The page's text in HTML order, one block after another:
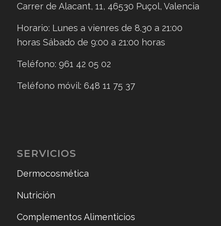
Carrer de Alacant, 11, 46530 Puçol, Valencia
Horario: Lunes a vienres de 8.30 a 21:00
horas Sábado de 9:00 a 21:00 horas
Teléfono: 961 42 05 02
Teléfono móvil: 648 11 75 37
SERVICIOS
Dermocosmética
Nutrición
Complementos Alimenticios